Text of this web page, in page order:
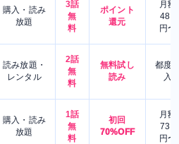
購入・読み
放題
3話
無
料
ポイント
還元
月額
480
円〜
読み放題・
レンタル
2話
無
料
無料試し
読み
都度
入
購入・読み
放題
1話
無
料
初回
70%OFF
月額
730
円〜